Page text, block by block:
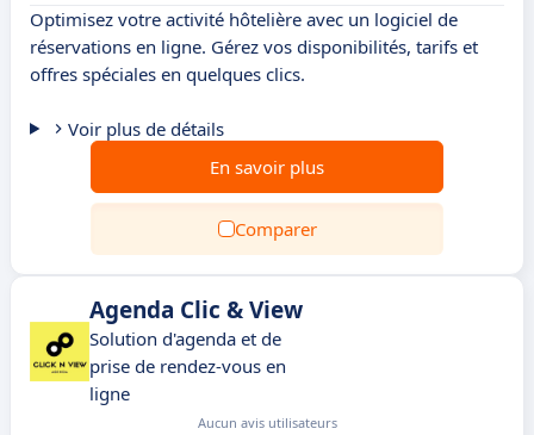
Optimisez votre activité hôtelière avec un logiciel de
réservations en ligne. Gérez vos disponibilités, tarifs et
offres spéciales en quelques clics.
Voir plus de détails
En savoir plus
Comparer
Agenda Clic & View
Solution d'agenda et de
prise de rendez-vous en
ligne
Aucun avis utilisateurs